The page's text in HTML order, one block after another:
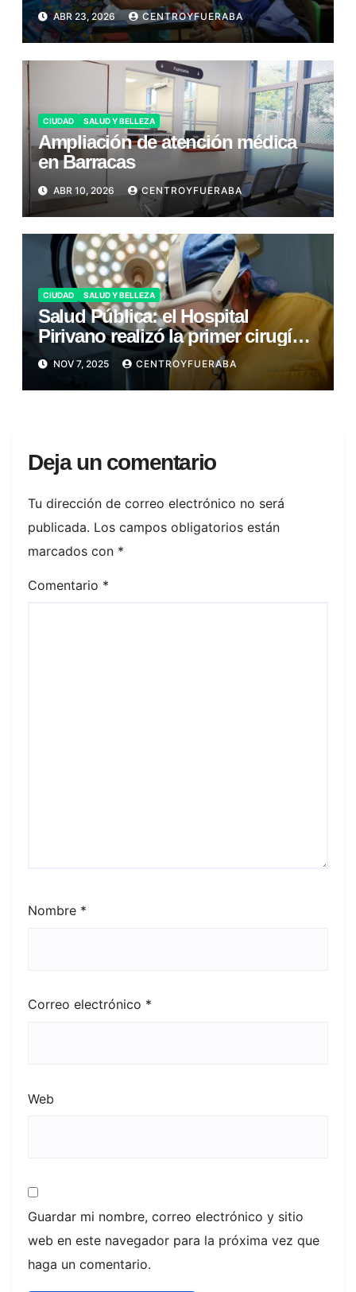
ABR 23, 2026 CENTROYFUERABA
CIUDAD SALUD Y BELLEZA
Ampliación de atención médica
en Barracas
ABR 10, 2026 CENTROYFUERABA
CIUDAD SALUD Y BELLEZA
Salud Pública: el Hospital
Pirivano realizó la primer cirugía
con realidad aumentada
NOV 7, 2025 CENTROYFUERABA
Deja un comentario
Tu dirección de correo electrónico no será
publicada. Los campos obligatorios están
marcados con *
Comentario *
Nombre *
Correo electrónico *
Web
Guardar mi nombre, correo electrónico y sitio
web en este navegador para la próxima vez que
haga un comentario.